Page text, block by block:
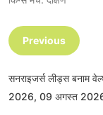
Previous
सनराइजर्स लीड्स बनाम
2026, 09 अगस्त